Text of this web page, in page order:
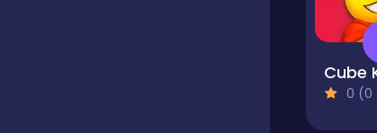
Cube
0 (0